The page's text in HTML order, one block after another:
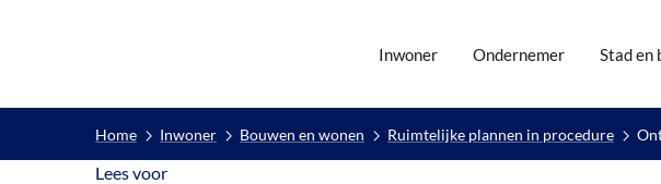
Inwoner Ondernemer Stad en
Home Inwoner Bouwen en wonen Ruimtelijke plannen in procedure
Lees voorLees voor